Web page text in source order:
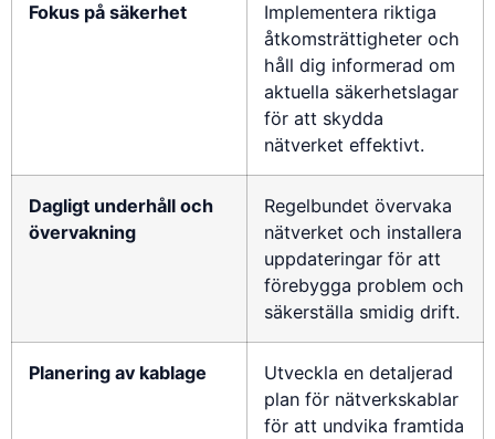
Fokus på säkerhet
Implementera riktiga
åtkomsträttigheter och
håll dig informerad om
aktuella säkerhetslagar
för att skydda
nätverket effektivt.
Dagligt underhåll och
övervakning
Regelbundet övervaka
nätverket och installera
uppdateringar för att
förebygga problem och
säkerställa smidig drift.
Planering av kablage
Utveckla en detaljerad
plan för nätverkskablar
för att undvika framtida